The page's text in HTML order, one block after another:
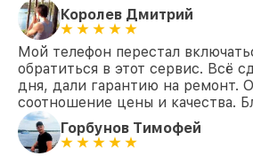
Королев Дмитрий
Мой телефон перестал
обратиться в этот сервис. Всё
дня, дали гарантию на ремонт.
соотношение цены и качества.
Горбунов Тимофей